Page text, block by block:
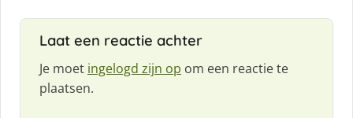
Laat een reactie achter
Je moet ingelogd zijn op om een reactie te
plaatsen.